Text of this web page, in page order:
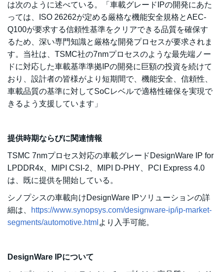
は次のように述べている。「車載グレードIPの開発にあた
っては、ISO 26262が定める厳格な機能安全規格とAEC-
Q100が要求する信頼性基準をクリアできる品質を確保す
るため、深い専門知識と厳格な開発プロセスが要求されま
す。当社は、TSMC社の7nmプロセスのような最先端ノー
ドに対応した車載基準準拠IPの開発に巨額の投資を続けて
おり、設計者の皆様がより短期間で、機能安全、信頼性、
車載品質の基準に対してSoCレベルで適格性確保を実現で
きるよう支援しています」
提供時期ならびに関連情報
TSMC 7nmプロセス対応の車載グレードDesignWare IP for
LPDDR4x、MIPI CSI-2、MIPI D-PHY、PCI Express 4.0
は、既に提供を開始している。
シノプシスの車載向けDesignWare IPソリューションの詳
細は、
https://www.synopsys.com/designware-ip/ip-market-
segments/automotive.html より入手可能。
DesignWare IPについて